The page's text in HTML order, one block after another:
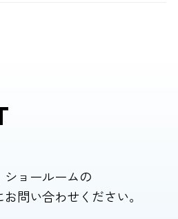
ョールームの
問い合わせください。